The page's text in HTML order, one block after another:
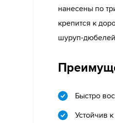
нанесены по
крепится к
шуруп-дюбелей
Быстро
Устойчив